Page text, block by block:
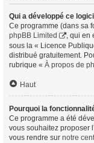
Qui a développé ce
Ce programme (dans sa
phpBB Limited
, qui en
sous la « Licence
distribué gratuitement.
rubrique « À propos de
Haut
Pourquoi la
Ce programme a été
vous souhaitez proposer
vous rendre sur notre